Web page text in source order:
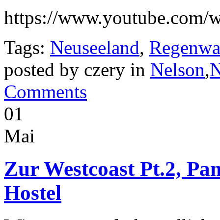
https://
Tags: Neuseeland,
posted by czery in Nelson,
Comments
01
Mai
Zur Westcoast Pt.2,
Hostel